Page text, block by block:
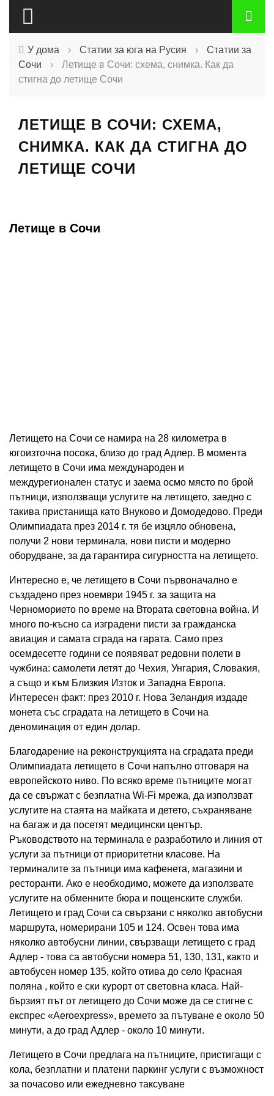
У дома › Статии за юга на Русия ›
Статии за
Сочи
›
Летище в Сочи: схема, снимка. Как да
стигна до летище Сочи
ЛЕТИЩЕ В СОЧИ: СХЕМА,
СНИМКА. КАК ДА СТИГНА ДО
ЛЕТИЩЕ СОЧИ
Летище в Сочи
Летището на Сочи се намира на 28 километра в
югоизточна посока, близо до град Адлер. В момента
летището в Сочи има международен и
междурегионален статус и заема осмо място по брой
пътници, използващи услугите на летището, заедно с
такива пристанища като Внуково и Домодедово. Преди
Олимпиадата през 2014 г. тя бе изцяло обновена,
получи 2 нови терминала, нови писти и модерно
оборудване, за да гарантира сигурността на летището.
Интересно е, че летището в Сочи първоначално е
създадено през ноември 1945 г. за защита на
Черноморието по време на Втората световна война. И
много по-късно са изградени писти за гражданска
авиация и самата сграда на гарата. Само през
осемдесетте години се появяват редовни полети в
чужбина: самолети летят до Чехия, Унгария, Словакия,
а също и към Близкия Изток и Западна Европа.
Интересен факт: през 2010 г. Нова Зеландия издаде
монета със сградата на летището в Сочи на
деноминация от един долар.
Благодарение на реконструкцията на сградата преди
Олимпиадата летището в Сочи напълно отговаря на
европейското ниво. По всяко време пътниците могат
да се свържат с безплатна Wi-Fi мрежа, да използват
услугите на стаята на майката и детето, съхраняване
на багаж и да посетят медицински център.
Ръководството на терминала е разработило и линия от
услуги за пътници от приоритетни класове. На
терминалите за пътници има кафенета, магазини и
ресторанти. Ако е необходимо, можете да използвате
услугите на обменните бюра и пощенските служби.
Летището и град Сочи са свързани с няколко автобусни
маршрута, номерирани 105 и 124. Освен това има
няколко автобусни линии, свързващи летището с град
Адлер - това са автобусни номера 51, 130, 131, както и
автобусен номер 135, който отива до село Красная
поляна , който е ски курорт от световна класа. Най-
бързият път от летището до Сочи може да се стигне с
експрес «Aeroexpress», времето за пътуване е около 50
минути, а до град Адлер - около 10 минути.
Летището в Сочи предлага на пътниците, пристигащи с
кола, безплатни и платени паркинг услуги с възможност
за почасово или ежедневно таксуване